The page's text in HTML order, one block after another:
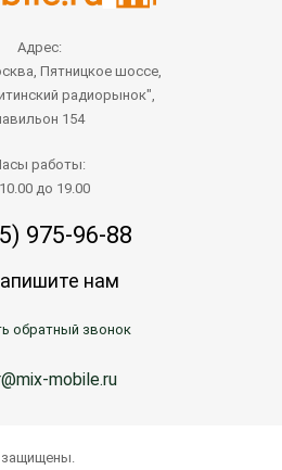
Адрес:
Пятницкое шоссе,
радиорынок",
154
работы:
до 19.00
975-96-88
нам
обратный звонок
mobile.ru